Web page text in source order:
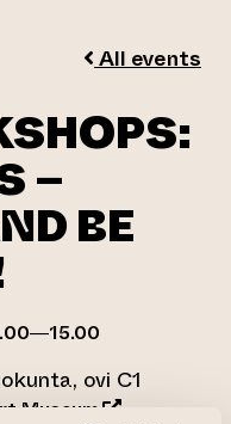
All events
–
BE
ovi C1
Museum(opens an